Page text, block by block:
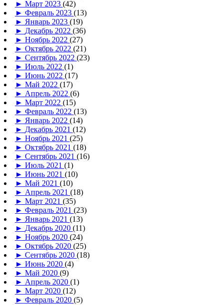
► Март 2023 (42)
► Февраль 2023 (13)
► Январь 2023 (19)
► Декабрь 2022 (36)
► Ноябрь 2022 (27)
► Октябрь 2022 (21)
► Сентябрь 2022 (23)
► Июль 2022 (1)
► Июнь 2022 (17)
► Май 2022 (17)
► Апрель 2022 (6)
► Март 2022 (15)
► Февраль 2022 (13)
► Январь 2022 (14)
► Декабрь 2021 (12)
► Ноябрь 2021 (25)
► Октябрь 2021 (18)
► Сентябрь 2021 (16)
► Июль 2021 (1)
► Июнь 2021 (10)
► Май 2021 (10)
► Апрель 2021 (18)
► Март 2021 (35)
► Февраль 2021 (23)
► Январь 2021 (13)
► Декабрь 2020 (11)
► Ноябрь 2020 (24)
► Октябрь 2020 (25)
► Сентябрь 2020 (18)
► Июнь 2020 (4)
► Май 2020 (9)
► Апрель 2020 (1)
► Март 2020 (12)
► Февраль 2020 (5)